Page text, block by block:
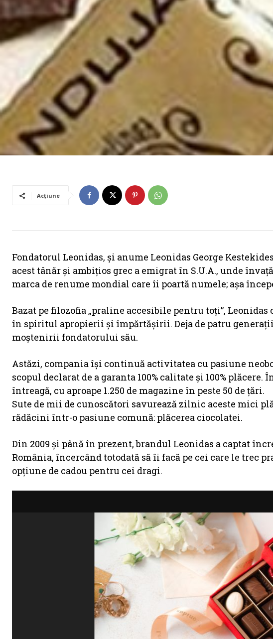
Acțiune
Fondatorul Leonidas, și anume Leonidas George
acest tânăr și ambițios grec a emigrat în S.U.A., unde
marca de renume mondial care îi poartă numele; așa
Bazat pe filozofia „praline accesibile pentru toți”,
în spiritul apropierii și împărtășirii. Deja de patru
moștenirii fondatorului său.
Astăzi, compania își continuă activitatea cu pasiune
scopul declarat de a garanta 100% calitate și 100%
întreagă, cu aproape 1.250 de magazine în peste 50 de țări.
Sute de mii de cunoscători savurează zilnic aceste mici
rădăcini într-o pasiune comună: plăcerea ciocolatei.
Din 2009 și până în prezent, brandul Leonidas a captat
România, încercând totodată să îi facă pe cei care le trec
opțiune de cadou pentru cei dragi.